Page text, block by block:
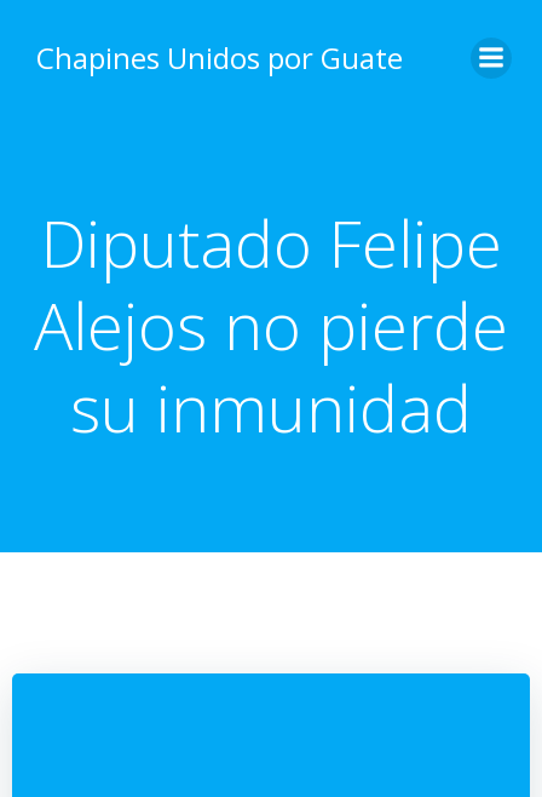
content
Chapines Unidos por Guate
Diputado Felipe
Alejos no pierde
su inmunidad